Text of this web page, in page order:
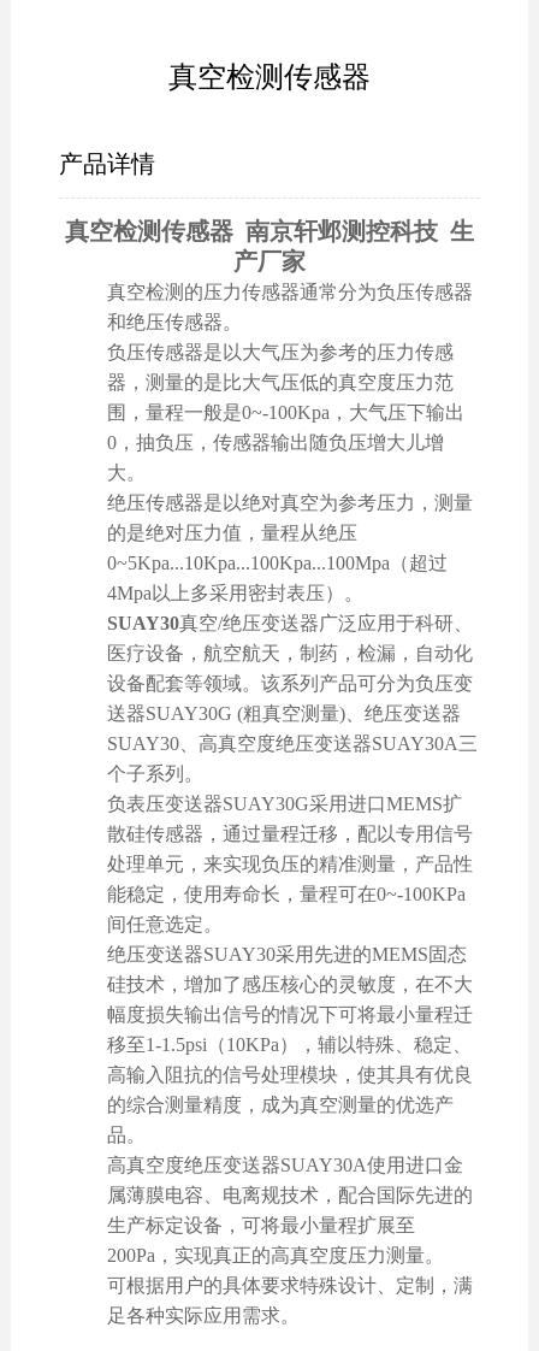
真空检测传感器
产品详情
真空检测传感器 南京轩邺测控科技 生
产厂家
真空检测的压力传感器通常分为负压传感器
和绝压传感器。
负压传感器是以大气压为参考的压力传感
器，测量的是比大气压低的真空度压力范
围，量程一般是0~-100Kpa，大气压下输出
0，抽负压，传感器输出随负压增大儿增
大。
绝压传感器是以绝对真空为参考压力，测量
的是绝对压力值，量程从绝压
0~5Kpa...10Kpa...100Kpa...100Mpa（超过
4Mpa以上多采用密封表压）。
SUAY30真空/绝压变送器广泛应用于科研、
医疗设备，航空航天，制药，检漏，自动化
设备配套等领域。该系列产品可分为负压变
送器SUAY30G (粗真空测量)、绝压变送器
SUAY30、高真空度绝压变送器SUAY30A三
个子系列。
负表压变送器SUAY30G采用进口MEMS扩
散硅传感器，通过量程迁移，配以专用信号
处理单元，来实现负压的精准测量，产品性
能稳定，使用寿命长，量程可在0~-100KPa
间任意选定。
绝压变送器SUAY30采用先进的MEMS固态
硅技术，增加了感压核心的灵敏度，在不大
幅度损失输出信号的情况下可将最小量程迁
移至1-1.5psi（10KPa），辅以特殊、稳定、
高输入阻抗的信号处理模块，使其具有优良
的综合测量精度，成为真空测量的优选产
品。
高真空度绝压变送器SUAY30A使用进口金
属薄膜电容、电离规技术，配合国际先进的
生产标定设备，可将最小量程扩展至
200Pa，实现真正的高真空度压力测量。
可根据用户的具体要求特殊设计、定制，满
足各种实际应用需求。